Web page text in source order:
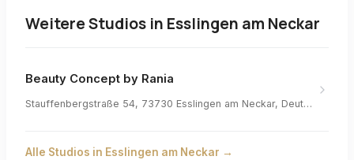
Weitere Studios in Esslingen am Neckar
Beauty Concept by Rania
Stauffenbergstraße 54, 73730 Esslingen am Neckar, Deutschland
Alle Studios in Esslingen am Neckar →